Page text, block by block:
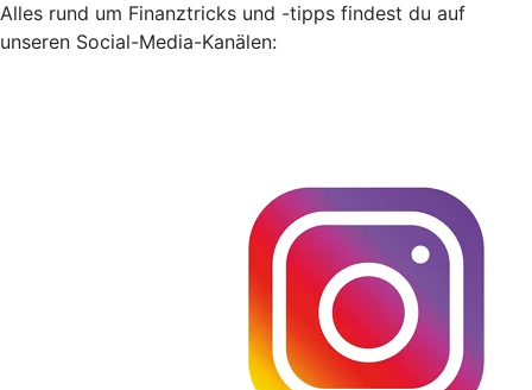
Alles rund um Finanztricks und -tipps findest du auf
unseren Social-Media-Kanälen: